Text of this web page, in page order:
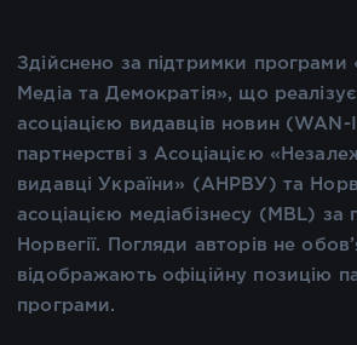
Здійснено за підтримки програми
Медіа та Демократія», що
асоціацією видавців новин
партнерстві з Асоціацією
видавці України» (АНРВУ) та
асоціацією медіабізнесу (MBL) за
Норвегії. Погляди авторів не
відображають офіційну позицію
програми.